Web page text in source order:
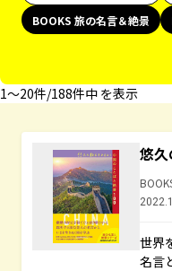
BOOKS 旅の名言＆絶景
1〜20件/188件中 を表示
悠
世界
名言